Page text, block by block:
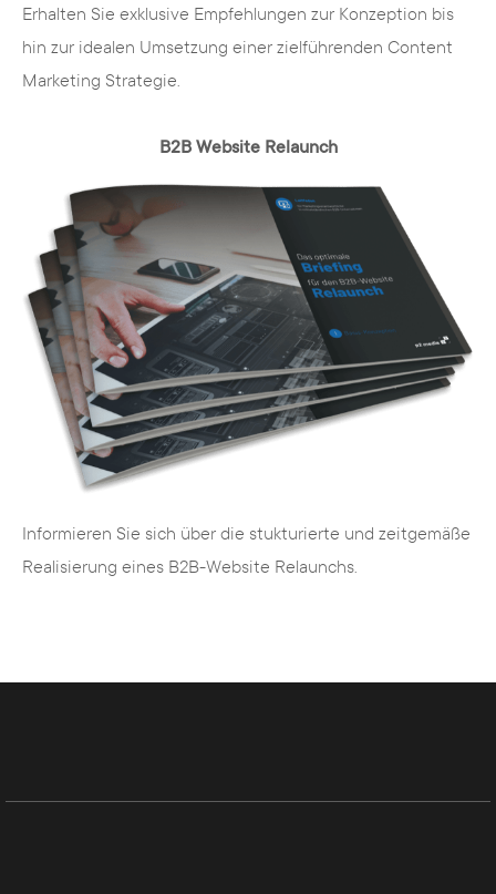
zur Präsentation Ihrer Website auf
den richtigen Portalen.
Zielgruppe erreichen und auch
potenzielle Neukundenansprechen.
Leistungen von unserer
Digitalagentur aus Münster
folgenden Leistungsangebot:
Aufstellung Ihres Unternehmens und Ihrer
Erhalten Sie exklusive Empfehlungen zur Konzeption bis
hin zur idealen Umsetzung einer zielführenden Content
Marketing Strategie.
B2B Website Relaunch
Informieren Sie sich über die stukturierte und zeitgemäße
Realisierung eines B2B-Website Relaunchs.